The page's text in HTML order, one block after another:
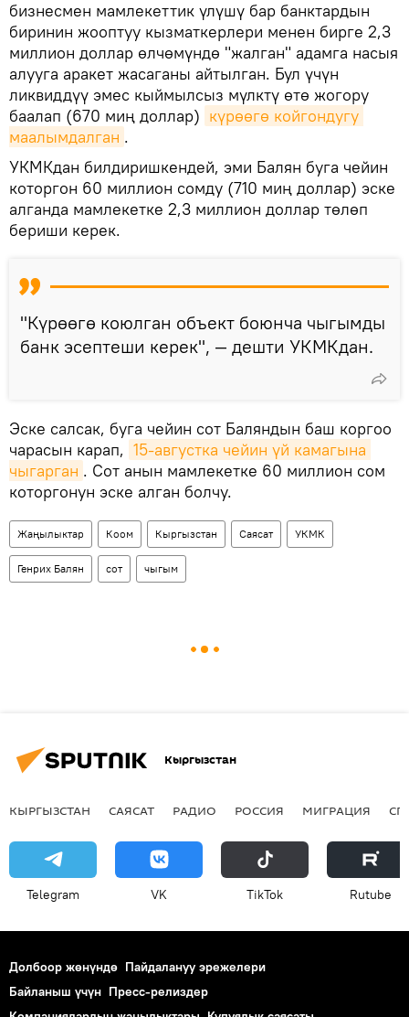
бизнесмен мамлекеттик үлүшү бар банктардын
биринин жооптуу кызматкерлери менен бирге 2,3
миллион доллар өлчөмүндө "жалган" адамга насыя
алууга аракет жасаганы айтылган. Бул үчүн
ликвиддүү эмес кыймылсыз мүлктү өтө жогору
баалап (670 миң доллар) күрөөгө койгондугу
маалымдалган .
УКМКдан билдиришкендей, эми Балян буга чейин
которгон 60 миллион сомду (710 миң доллар) эске
алганда мамлекетке 2,3 миллион доллар төлөп
бериши керек.
"Күрөөгө коюлган объект боюнча чыгымды
банк эсептеши керек", — дешти УКМКдан.
Эске салсак, буга чейин сот Баляндын баш коргоо
чарасын карап, 15-августка чейин үй камагына
чыгарган . Сот анын мамлекетке 60 миллион сом
которгонун эске алган болчу.
Жаңылыктар Коом Кыргызстан Саясат УКМК
Генрих Балян сот чыгым
Кыргызстан
КЫРГЫЗСТАН САЯСАТ РАДИО РОССИЯ МИГРАЦИЯ
Telegram VK ТikТоk Rutube
Долбоор жөнүндө Пайдалануу эрежелери
Байланыш үчүн Пресс-релиздер